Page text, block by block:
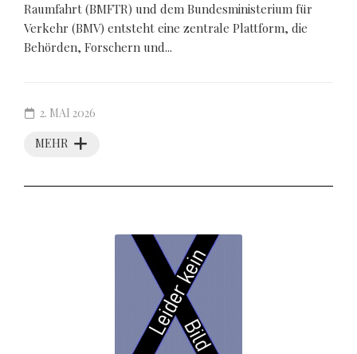
Raumfahrt (BMFTR) und dem Bundesministerium für
Verkehr (BMV) entsteht eine zentrale Plattform, die
Behörden, Forschern und...
MEHR
2. MAI 2026